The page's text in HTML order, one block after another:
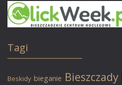
Tagi
Beskidy bieganie Bieszczady